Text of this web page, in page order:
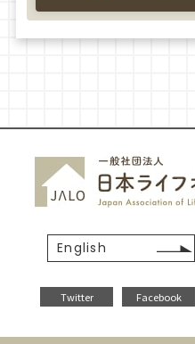
English
Twitter Facebook